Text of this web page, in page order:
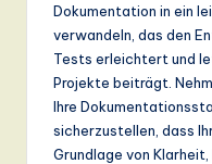
Dokumentation in ein
verwandeln, das den
Tests erleichtert und
Projekte beiträgt.
Ihre
sicherzustellen, dass
Grundlage von